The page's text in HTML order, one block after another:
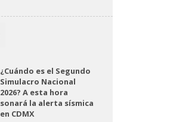
¿Cuándo es el Segundo
Simulacro Nacional
2026? A esta hora
sonará la alerta sísmica
en CDMX